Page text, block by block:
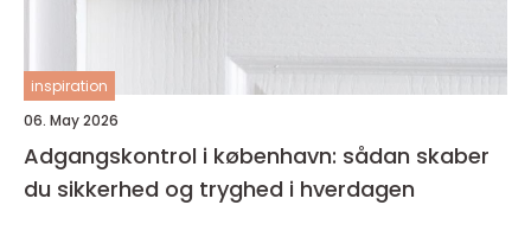
inspiration
06. May 2026
Adgangskontrol i københavn: sådan skaber
du sikkerhed og tryghed i hverdagen